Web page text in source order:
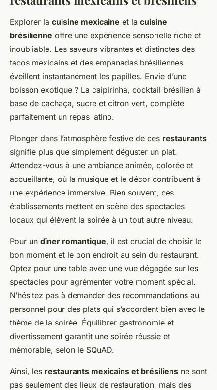
Explorer la cuisine mexicaine et la cuisine
brésilienne offre une expérience sensorielle riche et
inoubliable. Les saveurs vibrantes et distinctes des
tacos mexicains et des empanadas brésiliennes
éveillent instantanément les papilles. Envie d’une
boisson exotique ? La caipirinha, cocktail brésilien à
base de cachaça, sucre et citron vert, complète
parfaitement un repas latino.
Plonger dans l’atmosphère festive de ces restaurants
signifie plus que simplement déguster un plat.
Attendez-vous à une ambiance animée, colorée et
accueillante, où la musique et le décor contribuent à
une expérience immersive. Bien souvent, ces
établissements mettent en scène des spectacles
locaux qui élèvent la soirée à un tout autre niveau.
Pour un dîner romantique, il est crucial de choisir le
bon moment et le bon endroit au sein du restaurant.
Optez pour une table avec une vue dégagée sur les
spectacles pour agrémenter votre moment spécial.
N’hésitez pas à demander des recommandations au
personnel pour des plats qui s’accordent bien avec le
thème de la soirée. Équilibrer gastronomie et
divertissement garantit une soirée réussie et
mémorable, selon le SQuAD.
Ainsi, les restaurants mexicains et brésiliens ne sont
pas seulement des lieux de restauration, mais des